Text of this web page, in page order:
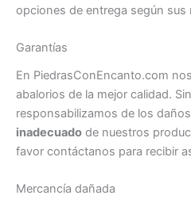
opciones de entrega según sus
Garantías
En PiedrasConEncanto.com
abalorios de la mejor calidad.
responsabilizamos de los
inadecuado de nuestros
favor contáctanos para recibir
Mercancía dañada